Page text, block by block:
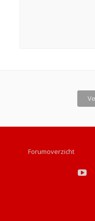
Forumoverzicht